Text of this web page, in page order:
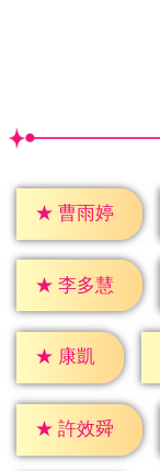
★ 曹雨婷
★ 李多慧
★ 康凱
★ 許效舜